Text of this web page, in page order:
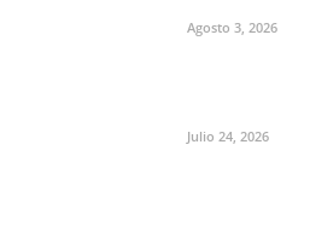
Agosto 3, 2026
Julio 24, 2026